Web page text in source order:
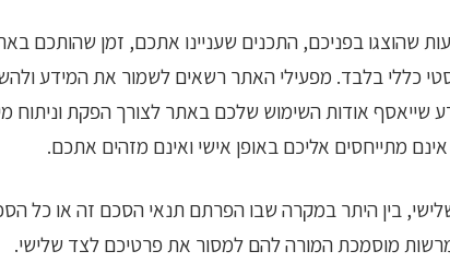
שהוצגו בפניכם, התכנים שעניינו אתכם, זמן שהותכם
כללי בלבד. מפעילי האתר רשאים לשמור את המידע
שייאסף אודות השימוש שלכם באתר לצורך הפקת וניתוח
מתייחסים אליכם באופן אישי ואינם מזהים אתכם.
בין היתר במקרה שבו הפרתם תנאי הסכם זה או כל
מוסמכת המורה להם למסור את פרטיכם לצד שלישי.